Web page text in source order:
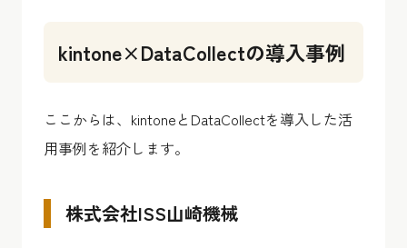
kintone×DataCollectの導入事例
ここからは、kintoneとDataCollectを導入した活
用事例を紹介します。
株式会社ISS山崎機械